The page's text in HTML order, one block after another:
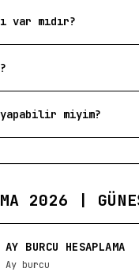
var mıdır?
miyim?
2026 |
AY BURCU HESAPLAMA
Ay burcu